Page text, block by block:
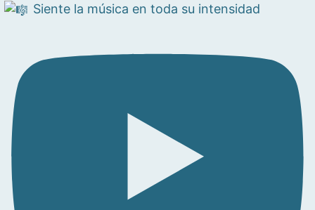
Siente la música en toda su intensidad